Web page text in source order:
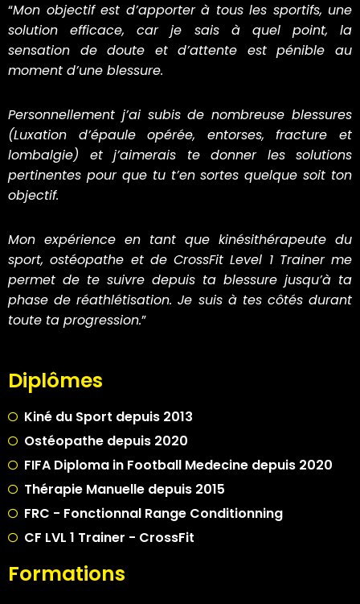
“Mon objectif est d’apporter à tous les sportifs, une
solution efficace, car je sais à quel point, la
sensation de doute et d’attente est pénible au
moment d’une blessure.
Personnellement j’ai subis de nombreuse blessures
(Luxation d’épaule opérée, entorses, fracture et
lombalgie) et j’aimerais te donner les solutions
pertinentes pour que tu t’en sortes quelque soit ton
objectif.
Mon expérience en tant que kinésithérapeute du
sport, ostéopathe et de CrossFit Level 1 Trainer me
permet de te suivre depuis ta blessure jusqu’à ta
phase de réathlétisation. Je suis à tes côtés durant
toute ta progression.”
Diplômes
Kiné du Sport depuis 2013
Ostéopathe depuis 2020
FIFA Diploma in Football Medecine depuis 2020
Thérapie Manuelle depuis 2015
FRC - Fonctionnal Range Conditionning
CF LVL 1 Trainer - CrossFit
Formations